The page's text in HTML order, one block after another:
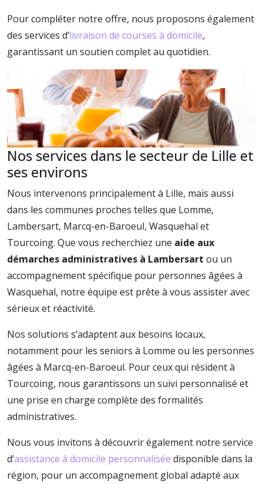
Pour compléter notre offre, nous proposons également
des services d’livraison de courses à domicile,
garantissant un soutien complet au quotidien.
Nos services dans le secteur de Lille et
ses environs
Nous intervenons principalement à Lille, mais aussi
dans les communes proches telles que Lomme,
Lambersart, Marcq-en-Baroeul, Wasquehal et
Tourcoing. Que vous recherchiez une aide aux
démarches administratives à Lambersart ou un
accompagnement spécifique pour personnes âgées à
Wasquehal, notre équipe est prête à vous assister avec
sérieux et réactivité.
Nos solutions s’adaptent aux besoins locaux,
notamment pour les seniors à Lomme ou les personnes
âgées à Marcq-en-Baroeul. Pour ceux qui résident à
Tourcoing, nous garantissons un suivi personnalisé et
une prise en charge complète des formalités
administratives.
Nous vous invitons à découvrir également notre service
d’assistance à domicile personnalisée disponible dans la
région, pour un accompagnement global adapté aux